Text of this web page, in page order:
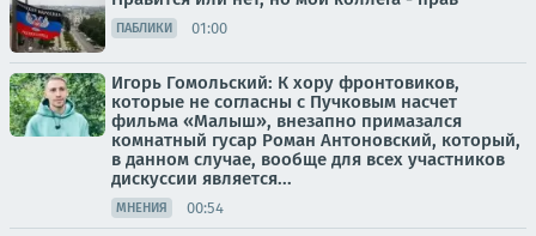
ПАБЛИКИ 01:00
Игорь Гомольский: К хору фронтовиков,
которые не согласны с Пучковым насчет
фильма «Малыш», внезапно примазался
комнатный гусар Роман Антоновский, который,
в данном случае, вообще для всех участников
дискуссии является...
МНЕНИЯ 00:54